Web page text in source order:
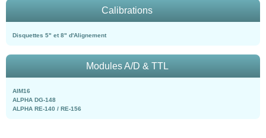
Calibrations
Disquettes 5" et 8" d'Alignement
Modules A/D & TTL
AIM16
ALPHA DG-148
ALPHA RE-140 / RE-156